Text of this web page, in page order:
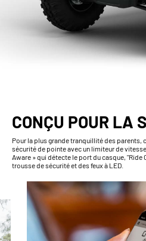
CONÇU POUR LA
Pour la plus grande tranquillité des parents,
sécurité de pointe avec un limiteur de
Aware » qui détecte le port du casque, "Ride
trousse de sécurité et des feux à LED.